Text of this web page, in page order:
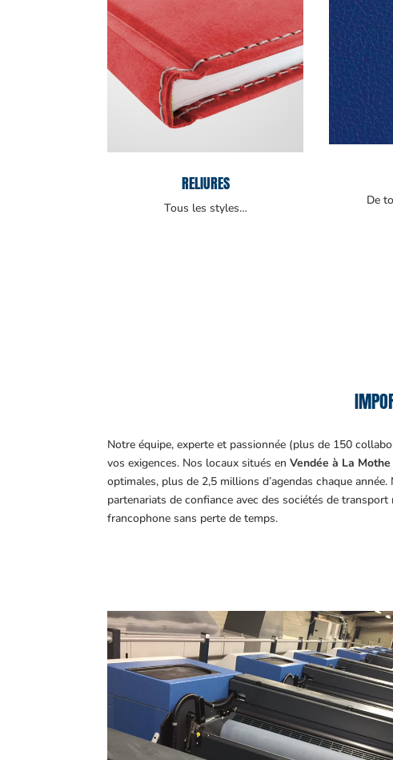
RELIURES
Tous les styles…
De
Notre équipe, experte et passionnée (plus de 150
vos exigences. Nos locaux situés enVendée à La
optimales, plus de 2,5 millions d’agendas chaque
partenariats de confiance avec des sociétés de
francophone sans perte de temps.